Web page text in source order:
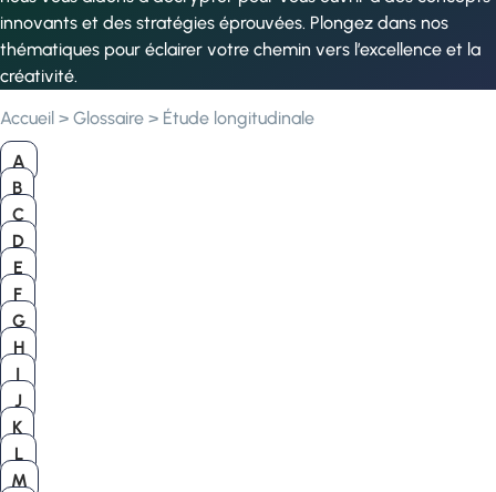
innovants et des stratégies éprouvées. Plongez dans nos
thématiques pour éclairer votre chemin vers l’excellence et la
créativité.
Accueil > Glossaire > Étude longitudinale
A
B
C
D
E
F
G
H
I
J
K
L
M